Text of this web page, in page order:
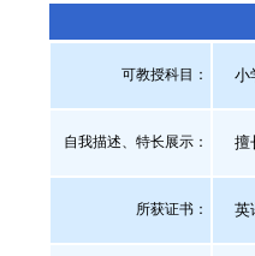
可教授科目： 小
自我描述、特长展示 ： 擅
所获证书 ： 英